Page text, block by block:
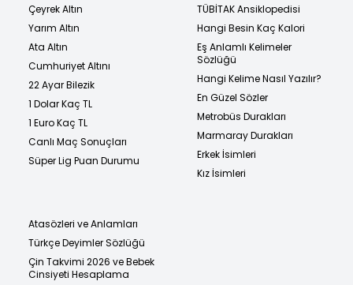
Çeyrek Altın
Yarım Altın
Ata Altın
Cumhuriyet Altını
22 Ayar Bilezik
1 Dolar Kaç TL
1 Euro Kaç TL
Canlı Maç Sonuçları
Süper Lig Puan Durumu
TÜBİTAK Ansiklopedisi
Hangi Besin Kaç Kalori
Eş Anlamlı Kelimeler
Sözlüğü
Hangi Kelime Nasıl Yazılır?
En Güzel Sözler
Metrobüs Durakları
Marmaray Durakları
Erkek İsimleri
Kız İsimleri
Atasözleri ve Anlamları
Türkçe Deyimler Sözlüğü
Çin Takvimi 2026 ve Bebek
Cinsiyeti Hesaplama